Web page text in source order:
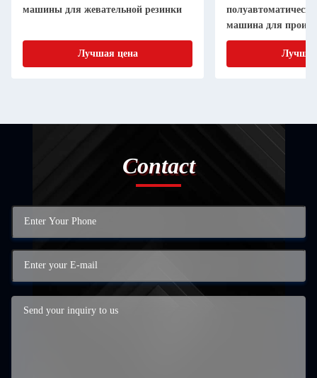
машины для жевательной резинки
Лучшая цена
машина для
Contact